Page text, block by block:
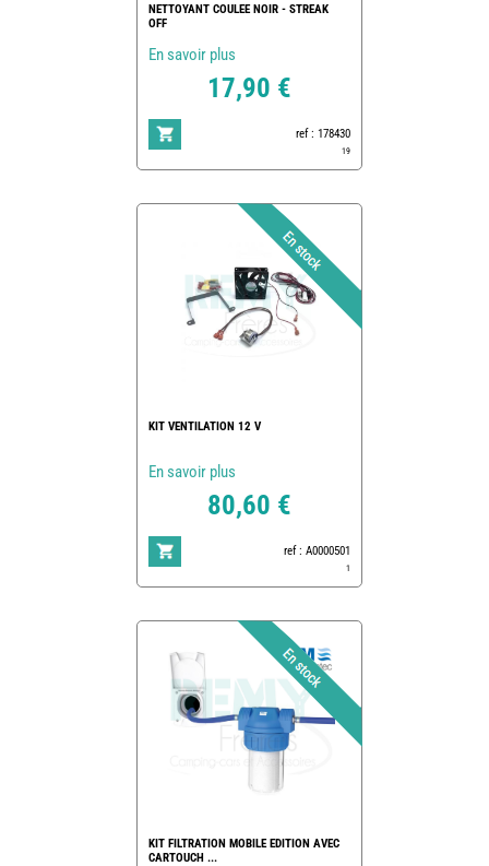
NETTOYANT COULEE NOIR - STREAK
OFF
En savoir plus
17,90 €
ref : 178430
19
KIT VENTILATION 12 V
En savoir plus
80,60 €
ref : A0000501
1
KIT FILTRATION MOBILE EDITION AVEC
CARTOUCH ...